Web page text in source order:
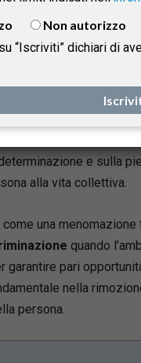
italiana. Nel corso
nazionale, il diritto
il modo di
l’antico approccio
e sulla
alla vita collettiva.
una
quando
garantire pari
nella
persona.
Non autorizzo
“Iscriviti” dichiari di